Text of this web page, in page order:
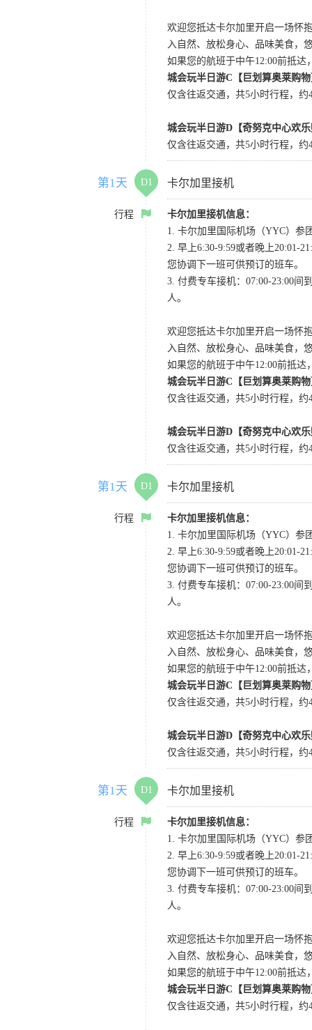
欢迎您抵达卡尔加里开启一场怀
入自然、放松身心、品味美食，
如果您的航班于中午12:00前抵
城会玩半日游C【巨划算奥莱购
仅含往返交通，共5小时行程，
城会玩半日游D【奇努克中心欢
仅含往返交通，共5小时行程，
第1天 D1 卡尔加里接机
行程
卡尔加里接机信息：
1. 卡尔加里国际机场（YYC）参
2. 早上6:30-9:59或者晚上20:01-
您协调下一班可供预订的班车。
3. 付费专车接机：07:00-23:00间
人。
欢迎您抵达卡尔加里开启一场怀
入自然、放松身心、品味美食，
如果您的航班于中午12:00前抵
城会玩半日游C【巨划算奥莱购
仅含往返交通，共5小时行程，
城会玩半日游D【奇努克中心欢
仅含往返交通，共5小时行程，
第1天 D1 卡尔加里接机
行程
卡尔加里接机信息：
1. 卡尔加里国际机场（YYC）参
2. 早上6:30-9:59或者晚上20:01-
您协调下一班可供预订的班车。
3. 付费专车接机：07:00-23:00间
人。
欢迎您抵达卡尔加里开启一场怀
入自然、放松身心、品味美食，
如果您的航班于中午12:00前抵
城会玩半日游C【巨划算奥莱购
仅含往返交通，共5小时行程，
城会玩半日游D【奇努克中心欢
仅含往返交通，共5小时行程，
第1天 D1 卡尔加里接机
行程
卡尔加里接机信息：
1. 卡尔加里国际机场（YYC）参
2. 早上6:30-9:59或者晚上20:01-
您协调下一班可供预订的班车。
3. 付费专车接机：07:00-23:00间
人。
欢迎您抵达卡尔加里开启一场怀
入自然、放松身心、品味美食，
如果您的航班于中午12:00前抵
城会玩半日游C【巨划算奥莱购
仅含往返交通，共5小时行程，